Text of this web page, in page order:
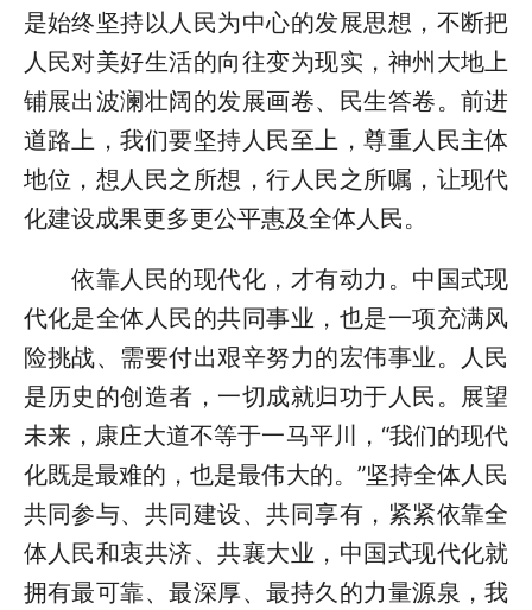
是始终坚持以人民为中心的发展思想，不断把
人民对美好生活的向往变为现实，神州大地上
铺展出波澜壮阔的发展画卷、民生答卷。前进
道路上，我们要坚持人民至上，尊重人民主体
地位，想人民之所想，行人民之所嘱，让现代
化建设成果更多更公平惠及全体人民。
依靠人民的现代化，才有动力。中国式现
代化是全体人民的共同事业，也是一项充满风
险挑战、需要付出艰辛努力的宏伟事业。人民
是历史的创造者，一切成就归功于人民。展望
未来，康庄大道不等于一马平川，“我们的现代
化既是最难的，也是最伟大的。”坚持全体人民
共同参与、共同建设、共同享有，紧紧依靠全
体人民和衷共济、共襄大业，中国式现代化就
拥有最可靠、最深厚、最持久的力量源泉，我